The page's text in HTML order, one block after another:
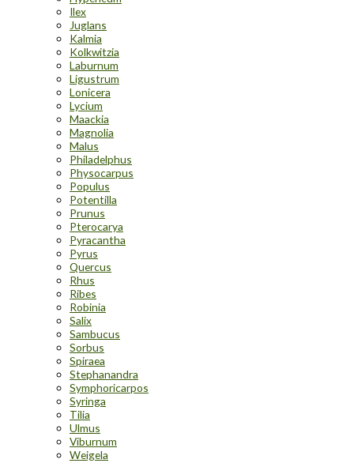
Ilex
Juglans
Kalmia
Kolkwitzia
Laburnum
Ligustrum
Lonicera
Lycium
Maackia
Magnolia
Malus
Philadelphus
Physocarpus
Populus
Potentilla
Prunus
Pterocarya
Pyracantha
Pyrus
Quercus
Rhus
Ribes
Robinia
Salix
Sambucus
Sorbus
Spiraea
Stephanandra
Symphoricarpos
Syringa
Tilia
Ulmus
Viburnum
Weigela